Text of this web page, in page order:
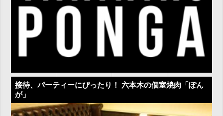
接待、パーティーにぴったり！ 六本木の個室焼肉「ぽん
が」